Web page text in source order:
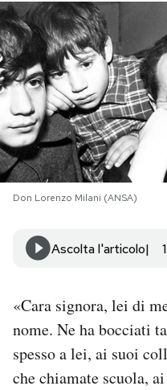
PODCAST
NEWSLETTER
I MIEI PREFERITI
AREA PERSONALE
Area Personale
Newsletter
Don Lorenzo Milani (ANSA)
Ascolta l'articolo
«Cara signora, lei di
nome. Ne ha bocciati
spesso a lei, ai suoi
che chiamate scuola,